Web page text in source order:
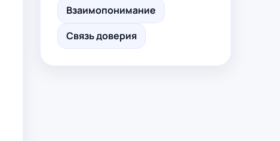
Взаимопонимание
Связь доверия